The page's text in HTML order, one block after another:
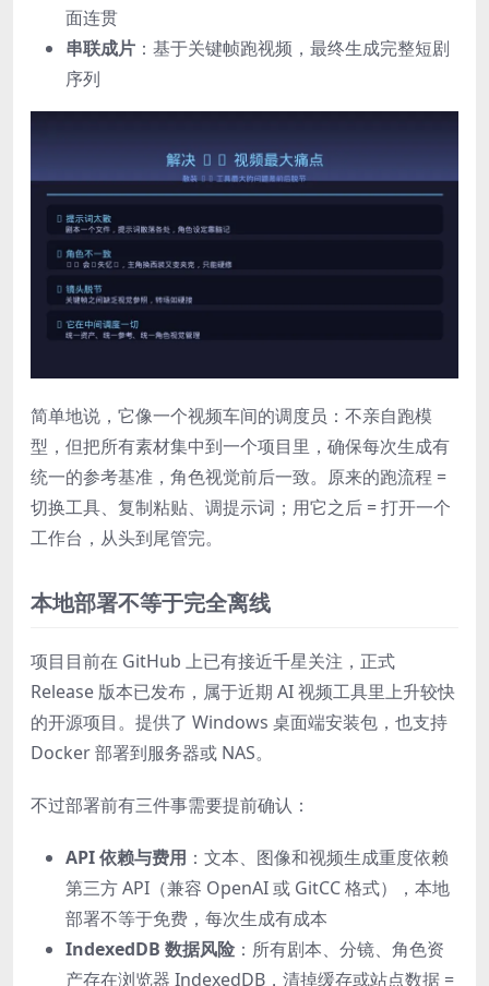
面连贯
串联成片 ：基于关键帧跑视频，最终生成完整短剧
序列
简单地说，它像一个视频车间的调度员：不亲自跑模
型，但把所有素材集中到一个项目里，确保每次生成有
统一的参考基准，角色视觉前后一致。原来的跑流程 =
切换工具、复制粘贴、调提示词；用它之后 = 打开一个
工作台，从头到尾管完。
本地部署不等于完全离线
项目目前在 GitHub 上已有接近千星关注，正式
Release 版本已发布，属于近期 AI 视频工具里上升较快
的开源项目。提供了 Windows 桌面端安装包，也支持
Docker 部署到服务器或 NAS。
不过部署前有三件事需要提前确认：
API 依赖与费用 ：文本、图像和视频生成重度依赖
第三方 API（兼容 OpenAI 或 GitCC 格式），本地
部署不等于免费，每次生成有成本
IndexedDB 数据风险 ：所有剧本、分镜、角色资
产存在浏览器 IndexedDB，清掉缓存或站点数据 =